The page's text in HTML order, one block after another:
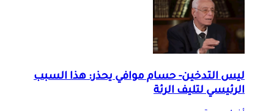
ليس التدخين- حسام موافي يحذر: هذا السبب
الرئيسي لتليف الرئة